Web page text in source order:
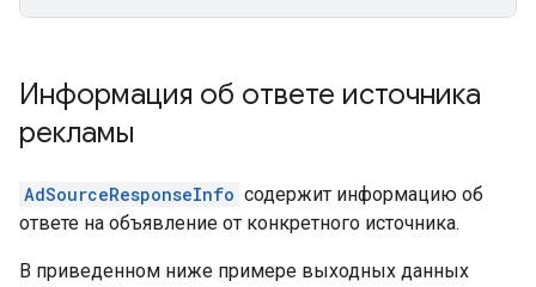
Информация об ответе источника
рекламы
AdSourceResponseInfo содержит информацию об
ответе на объявление от конкретного источника.
В приведенном ниже примере выходных данных